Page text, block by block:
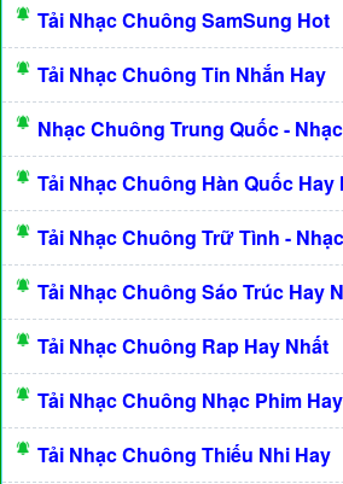
Tải Nhạc Chuông SamSung Hot
Tải Nhạc Chuông Tin Nhắn Hay
Nhạc Chuông Trung Quốc -
Tải Nhạc Chuông Hàn Quốc Hay
Tải Nhạc Chuông Trữ Tình -
Tải Nhạc Chuông Sáo Trúc Hay
Tải Nhạc Chuông Rap Hay Nhất
Tải Nhạc Chuông Nhạc Phim Hay
Tải Nhạc Chuông Thiếu Nhi Hay